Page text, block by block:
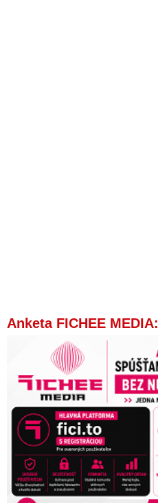
Anketa FICHEE MEDIA: